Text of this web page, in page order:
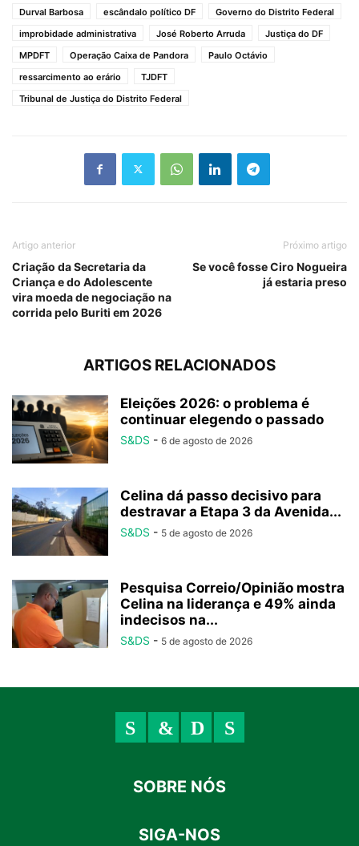
Durval Barbosa
escândalo político DF
Governo do Distrito Federal
improbidade administrativa
José Roberto Arruda
Justiça do DF
MPDFT
Operação Caixa de Pandora
Paulo Octávio
ressarcimento ao erário
TJDFT
Tribunal de Justiça do Distrito Federal
Artigo anterior
Criação da Secretaria da
Criança e do Adolescente
vira moeda de negociação na
corrida pelo Buriti em 2026
Próximo artigo
Se você fosse Ciro Nogueira
já estaria preso
ARTIGOS RELACIONADOS
Eleições 2026: o problema é
continuar elegendo o passado
S&DS - 6 de agosto de 2026
Celina dá passo decisivo para
destravar a Etapa 3 da Avenida...
S&DS - 5 de agosto de 2026
Pesquisa Correio/Opinião mostra
Celina na liderança e 49% ainda
indecisos na...
S&DS - 5 de agosto de 2026
SOBRE NÓS
SIGA-NOS